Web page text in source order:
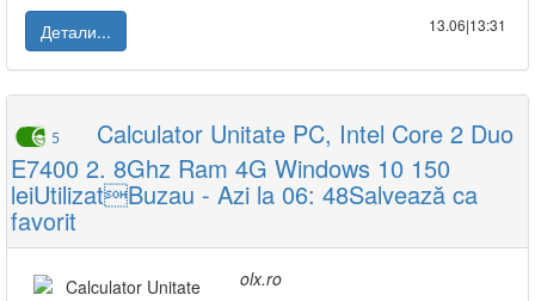
Детали...
13.06|13:31
5
Calculator Unitate PC, Intel Core 2 Duo
E7400 2. 8Ghz Ram 4G Windows 10 150
leiUtilizatBuzau - Azi la 06: 48Salvează ca
favorit
olx.ro